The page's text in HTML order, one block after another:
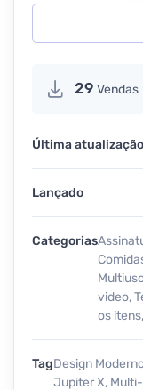
29 Vendas
Última atualização
Lançado
Categorias
video,
os itens,
TagDesign
Jupiter X,